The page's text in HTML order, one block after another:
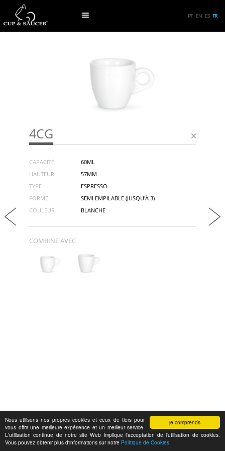
je comprends
Nous utilisons nos propres cookies et ceux de tiers pour
vous offrir une meilleure expérience et un meilleur service.
L'utilisation continue de notre site Web implique l'acceptation de l'utilisation de cookies.
Vous pouvez obtenir plus d'informations sur notre Polítique de Cookies.
PT EN ES FR
4CG
CAPACITÉ
60ML
HAUTEUR
57MM
TYPE
ESPRESSO
FORME
SEMI EMPILABLE (JUSQU'À 3)
COULEUR
BLANCHE
COMBINE AVEC